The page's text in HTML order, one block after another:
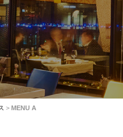
> MENU A